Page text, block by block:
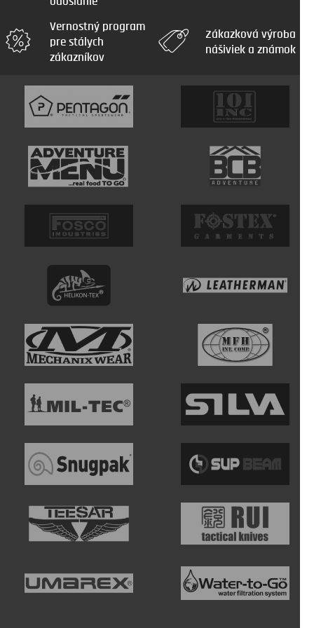
Vernostný program
pre stálych
zákazníkov
Zákazková výroba
nášiviek a známok